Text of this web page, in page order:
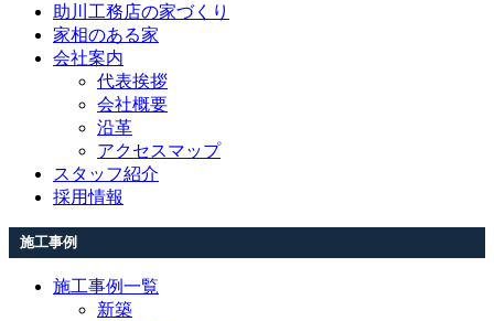
助川工務店の家づくり
家相のある家
会社案内
代表挨拶
会社概要
沿革
アクセスマップ
スタッフ紹介
採用情報
施工事例
施工事例一覧
新築